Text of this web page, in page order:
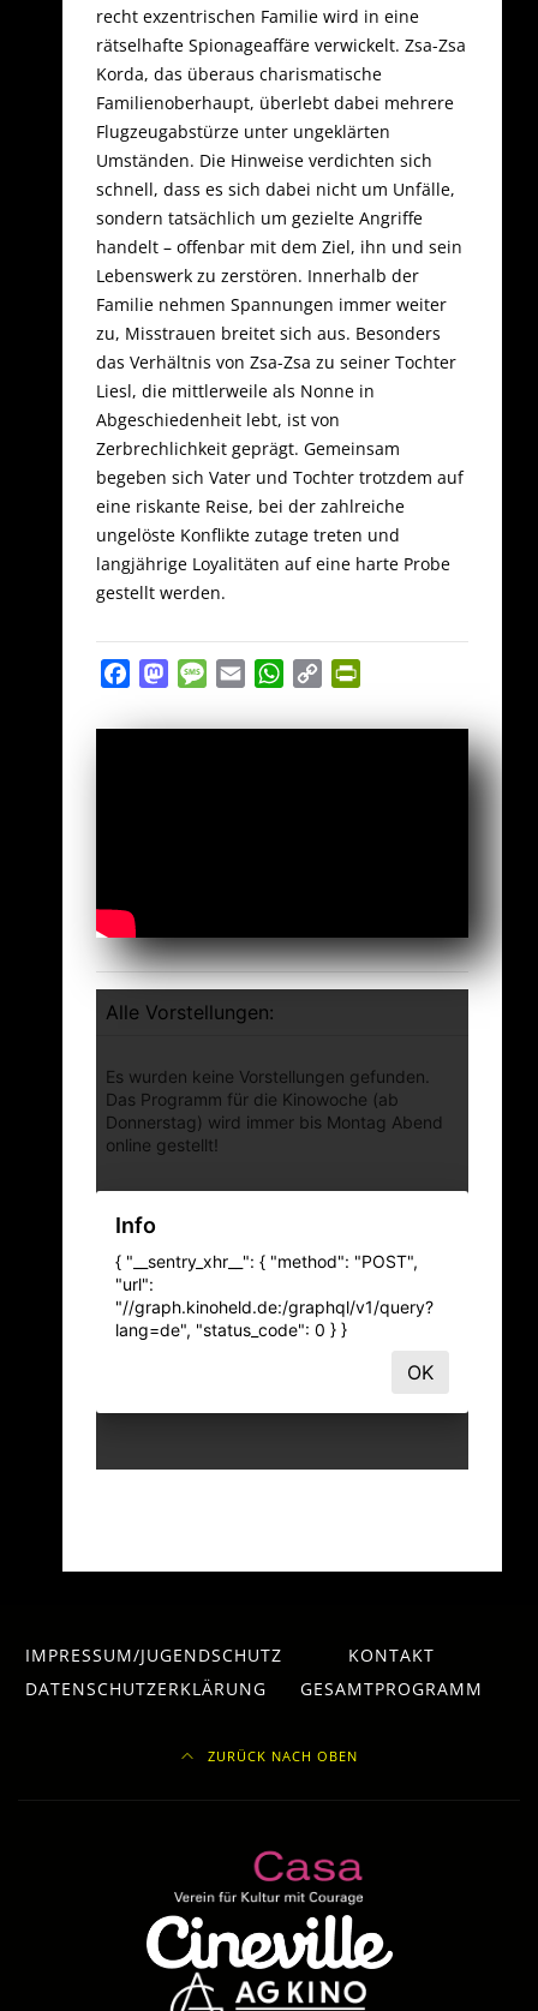
recht exzentrischen Familie wird in eine
rätselhafte Spionageaffäre verwickelt. Zsa-Zsa
Korda, das überaus charismatische
Familienoberhaupt, überlebt dabei mehrere
Flugzeugabstürze unter ungeklärten
Umständen. Die Hinweise verdichten sich
schnell, dass es sich dabei nicht um Unfälle,
sondern tatsächlich um gezielte Angriffe
handelt – offenbar mit dem Ziel, ihn und sein
Lebenswerk zu zerstören. Innerhalb der
Familie nehmen Spannungen immer weiter
zu, Misstrauen breitet sich aus. Besonders
das Verhältnis von Zsa-Zsa zu seiner Tochter
Liesl, die mittlerweile als Nonne in
Abgeschiedenheit lebt, ist von
Zerbrechlichkeit geprägt. Gemeinsam
begeben sich Vater und Tochter trotzdem auf
eine riskante Reise, bei der zahlreiche
ungelöste Konflikte zutage treten und
langjährige Loyalitäten auf eine harte Probe
gestellt werden.
FacebookMastodon
Message
Email WhatsApp
Copy
IMPRESSUM/JUGENDSCHUTZ
KONTAKT
DATENSCHUTZERKLÄRUNG
GESAMTPROGRAMM
ZURÜCK NACH OBEN